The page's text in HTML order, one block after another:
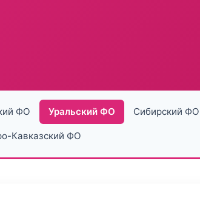
ФО Уральский ФО Сибирский ФО
Кавказский ФО